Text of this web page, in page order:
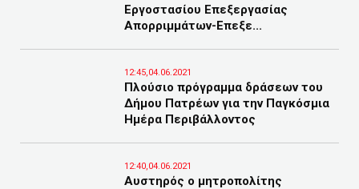
Εργοστασίου Επεξεργασίας
Απορριμμάτων-Επεξε...
12:45,04.06.2021
Πλούσιο πρόγραμμα δράσεων του
Δήμου Πατρέων για την Παγκόσμια
Ημέρα Περιβάλλοντος
12:40,04.06.2021
Αυστηρός ο μητροπολίτης